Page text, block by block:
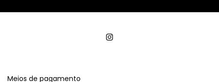
Meios de pagamento